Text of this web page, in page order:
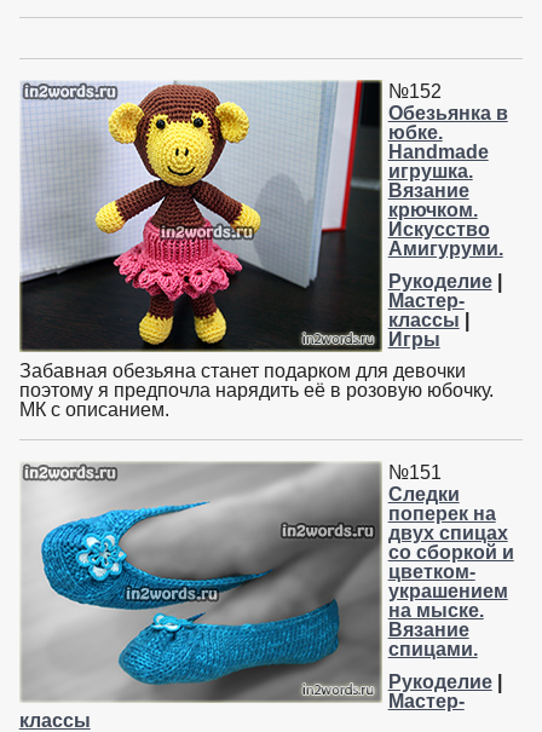
№152
Обезьянка в
юбке.
Handmade
игрушка.
Вязание
крючком.
Искусство
Амигуруми.
Рукоделие|
Мастер-
классы
Игры
Забавная обезьяна станет подарком для девочки
поэтому я предпочла нарядить её в розовую юбочку.
МК с описанием.
№151
Следки
поперек на
двух спицах
со сборкой и
цветком-
украшением
на мыске.
Вязание
спицами.
Рукоделие|
Мастер-
классы